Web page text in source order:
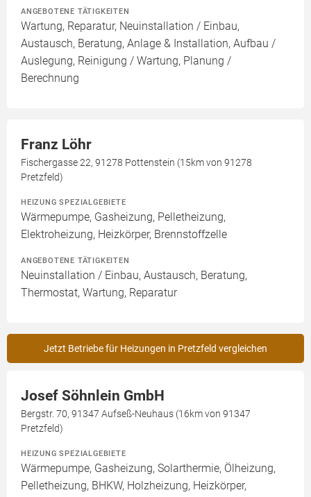
ANGEBOTENE TÄTIGKEITEN
Wartung, Reparatur, Neuinstallation / Einbau,
Austausch, Beratung, Anlage & Installation, Aufbau /
Auslegung, Reinigung / Wartung, Planung /
Berechnung
Franz Löhr
Fischergasse 22, 91278 Pottenstein (15km von 91278
Pretzfeld)
HEIZUNG SPEZIALGEBIETE
Wärmepumpe, Gasheizung, Pelletheizung,
Elektroheizung, Heizkörper, Brennstoffzelle
ANGEBOTENE TÄTIGKEITEN
Neuinstallation / Einbau, Austausch, Beratung,
Thermostat, Wartung, Reparatur
Jetzt Betriebe für Heizungen in Pretzfeld vergleichen
Josef Söhnlein GmbH
Bergstr. 70, 91347 Aufseß-Neuhaus (16km von 91347
Pretzfeld)
HEIZUNG SPEZIALGEBIETE
Wärmepumpe, Gasheizung, Solarthermie, Ölheizung,
Pelletheizung, BHKW, Holzheizung, Heizkörper,